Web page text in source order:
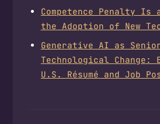
Competence Penalty
the Adoption of New
Generative AI as
Technological Change:
U.S. Résumé and Job